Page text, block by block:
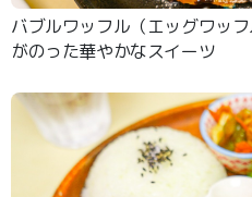
バブルワッフル（エッグワッ
がのった華やかなスイーツ